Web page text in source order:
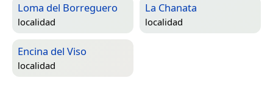
Loma del Borreguero
localidad
La Chanata
localidad
Encina del Viso
localidad